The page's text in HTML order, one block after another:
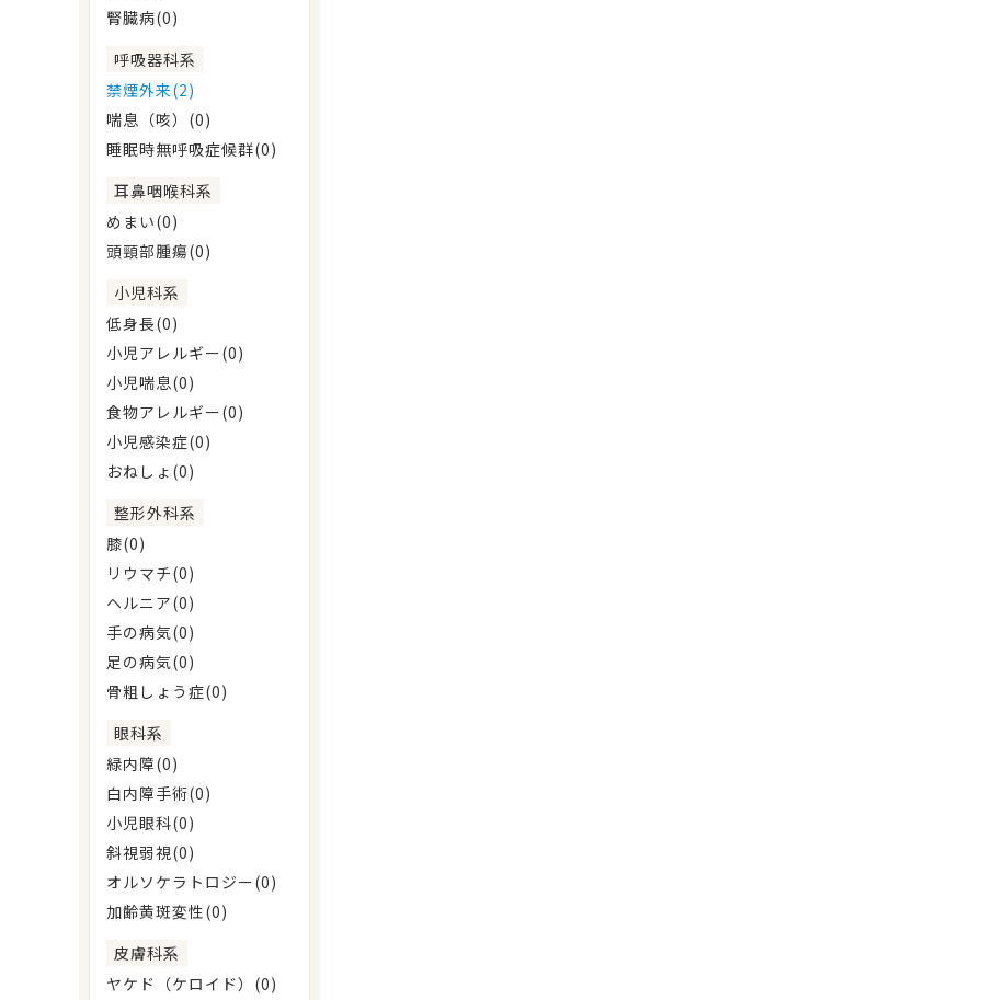
腎臓病(0)
呼吸器科系
禁煙外来(2)
喘息（咳）(0)
睡眠時無呼吸症候群(0)
耳鼻咽喉科系
めまい(0)
頭頸部腫瘍(0)
小児科系
低身長(0)
小児アレルギー(0)
小児喘息(0)
食物アレルギー(0)
小児感染症(0)
おねしょ(0)
整形外科系
膝(0)
リウマチ(0)
ヘルニア(0)
手の病気(0)
足の病気(0)
骨粗しょう症(0)
眼科系
緑内障(0)
白内障手術(0)
小児眼科(0)
斜視弱視(0)
オルソケラトロジー(0)
加齢黄斑変性(0)
皮膚科系
ヤケド（ケロイド）(0)